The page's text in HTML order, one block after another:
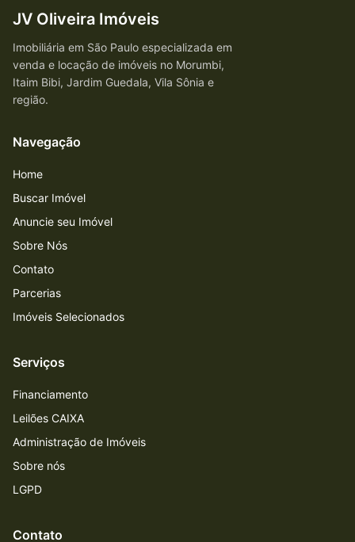
JV Oliveira Imóveis
Imobiliária em São Paulo especializada em
venda e locação de imóveis no Morumbi,
Itaim Bibi, Jardim Guedala, Vila Sônia e
região.
Navegação
Home
Buscar Imóvel
Anuncie seu Imóvel
Sobre Nós
Contato
Parcerias
Imóveis Selecionados
Serviços
Financiamento
Leilões CAIXA
Administração de Imóveis
Sobre nós
LGPD
Contato